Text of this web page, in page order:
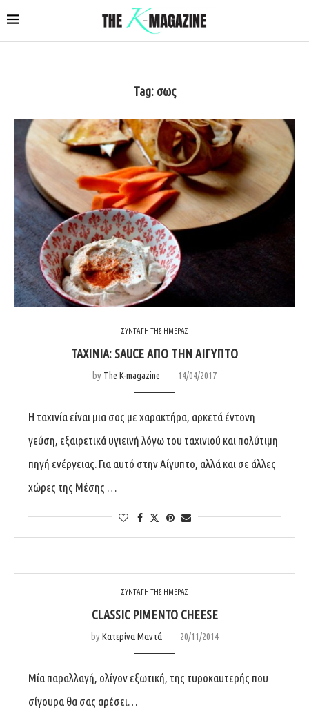
Tag: σως
ΣΥΝΤΑΓΗ ΤΗΣ ΗΜΕΡΑΣ
ΤΑΧΙΝΙΑ: SAUCE ΑΠΌ ΤΗΝ ΑΊΓΥΠΤΟ
by The K-magazine 14/04/2017
Η ταχινία είναι μια σος με χαρακτήρα, αρκετά έντονη
γεύση, εξαιρετικά υγιεινή λόγω του ταχινιού και πολύτιμη
πηγή ενέργειας. Για αυτό στην Αίγυπτο, αλλά και σε άλλες
χώρες της Μέσης …
ΣΥΝΤΑΓΗ ΤΗΣ ΗΜΕΡΑΣ
CLASSIC PIMENTO CHEESE
byΚατερίνα Μαντά 20/11/2014
Μία παραλλαγή, ολίγον εξωτική, της τυροκαυτερής που
σίγουρα θα σας αρέσει…